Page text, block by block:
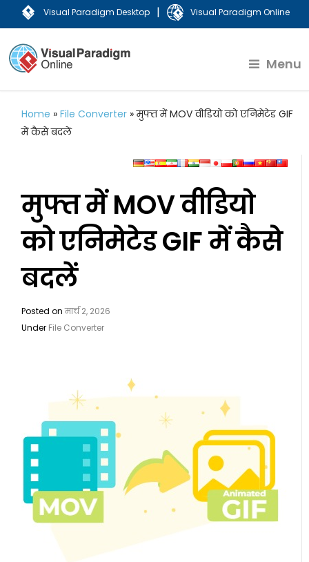
Visual Paradigm Desktop | Visual Paradigm Online
Menu
Home »File Converter »मुफ्त में MOV वीडियो को एनिमेटेड GIF
में कैसे बदलें
मुफ्त में MOV वीडियो
को एनिमेटेड GIF में कैसे
बदलें
Posted onमार्च 2, 2026
Under File Converter